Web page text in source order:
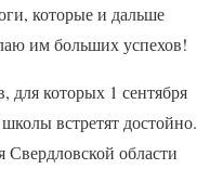
которые и дальше
им больших успехов!
для которых 1 сентября
встретят достойно.
Свердловской области